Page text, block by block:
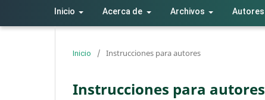
Inicio Acerca de Archivos Autores
Inicio / Instrucciones para autores
Instrucciones para autores